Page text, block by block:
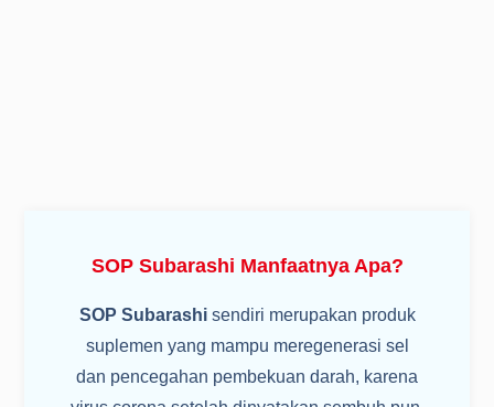
SOP Subarashi Manfaatnya Apa?
SOP Subarashisendiri merupakan produk
suplemen yang mampu meregenerasi sel
dan pencegahan pembekuan darah, karena